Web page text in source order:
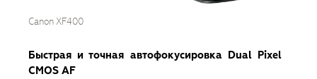
Canon XF400
Быстрая и точная автофокусировка Dual Pixel
CMOS AF